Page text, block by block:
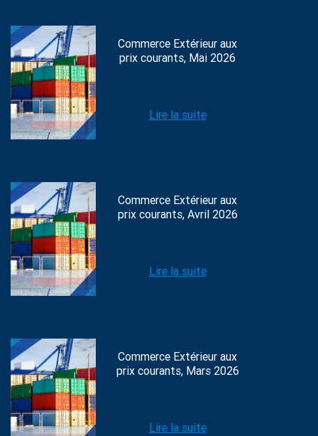
Commerce Extérieur aux
prix courants, Mai 2026
Lire la suite
Commerce Extérieur aux
prix courants, Avril 2026
Lire la suite
Commerce Extérieur aux
prix courants, Mars 2026
Lire la suite